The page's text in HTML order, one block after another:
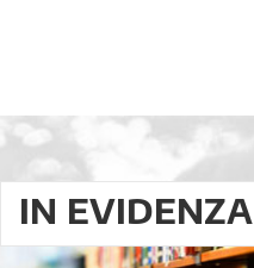
IN EVIDENZA